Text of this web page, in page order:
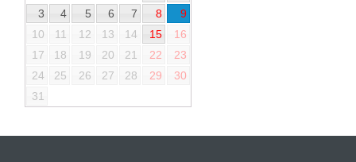
3
4 5 6 7 8
9
10
11 12 13 14 15
16
17
18 19 20 21 22
23
24
25 26 27 28 29
30
31